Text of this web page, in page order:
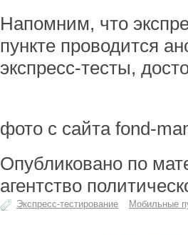
Напомним, что
пункте проводится
экспресс-тесты,
фото с сайта fond-
Опубликовано по
агентство
Экспресс-тестирование Мобильные